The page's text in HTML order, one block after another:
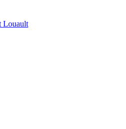
Louault